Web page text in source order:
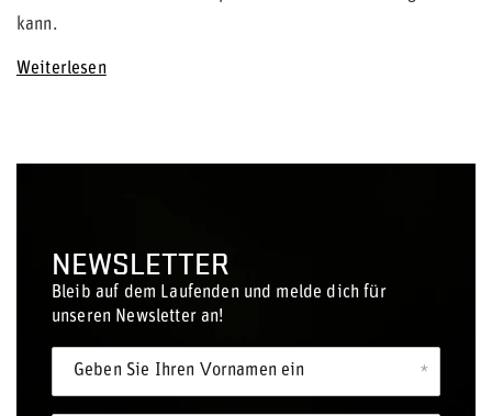
kann.
Weiterlesen
NEWSLETTER
Bleib auf dem Laufenden und melde dich für
unseren Newsletter an!
Geben Sie Ihren Vornamen ein